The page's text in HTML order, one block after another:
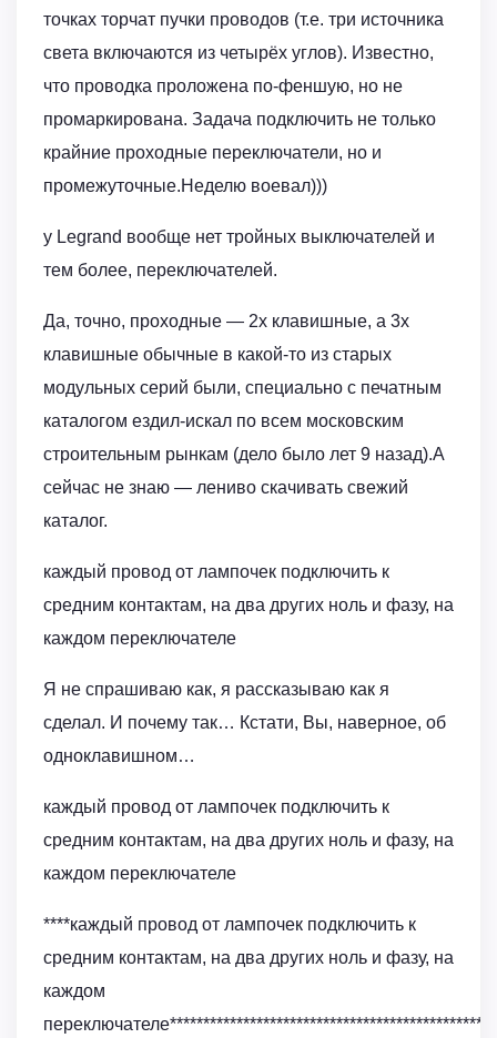
точках торчат пучки проводов (т.е. три источника
света включаются из четырёх углов). Известно,
что проводка проложена по-феншую, но не
промаркирована. Задача подключить не только
крайние проходные переключатели, но и
промежуточные.Неделю воевал)))
у Legrand вообще нет тройных выключателей и
тем более, переключателей.
Да, точно, проходные — 2х клавишные, а 3х
клавишные обычные в какой-то из старых
модульных серий были, специально с печатным
каталогом ездил-искал по всем московским
строительным рынкам (дело было лет 9 назад).А
сейчас не знаю — лениво скачивать свежий
каталог.
каждый провод от лампочек подключить к
средним контактам, на два других ноль и фазу, на
каждом переключателе
Я не спрашиваю как, я рассказываю как я
сделал. И почему так… Кстати, Вы, наверное, об
одноклавишном…
каждый провод от лампочек подключить к
средним контактам, на два других ноль и фазу, на
каждом переключателе
****каждый провод от лампочек подключить к
средним контактам, на два других ноль и фазу, на
каждом